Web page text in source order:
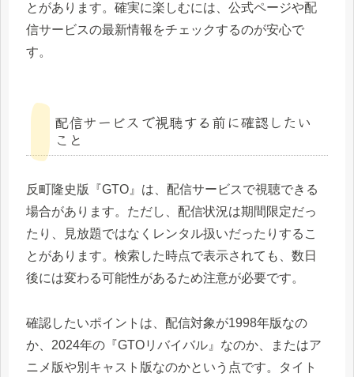
とがあります。確実に楽しむには、公式ページや配
信サービスの最新情報をチェックするのが安心で
す。
配信サービスで視聴する前に確認したい
こと
反町隆史版『GTO』は、配信サービスで視聴できる
場合があります。ただし、配信状況は期間限定だっ
たり、見放題ではなくレンタル扱いだったりするこ
とがあります。検索した時点で表示されても、数日
後には変わる可能性があるため注意が必要です。
確認したいポイントは、配信対象が1998年版なの
か、2024年の『GTOリバイバル』なのか、またはア
ニメ版や別キャスト版なのかという点です。タイト